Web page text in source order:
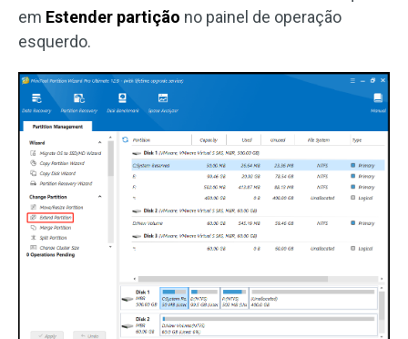
em Estender partição no painel de operação
esquerdo.